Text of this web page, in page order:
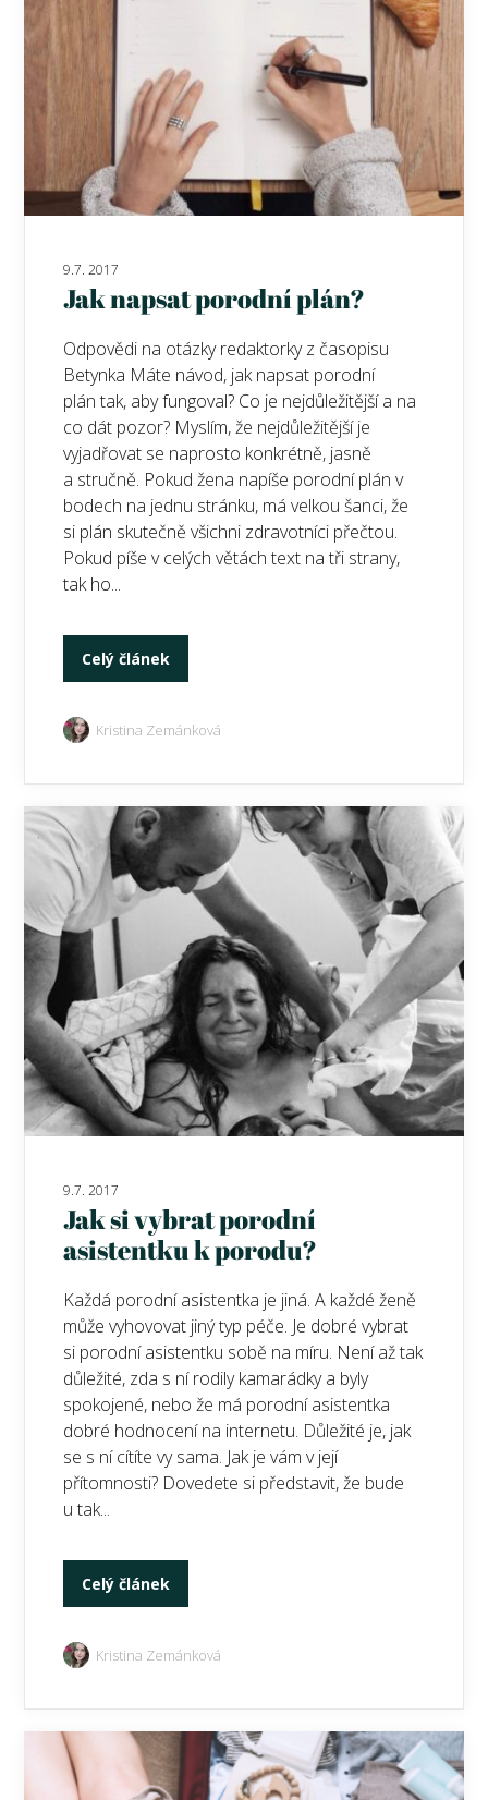
9.7. 2017
Jak napsat porodní plán?
Odpovědi na otázky redaktorky z časopisu
Betynka Máte návod, jak napsat porodní
plán tak, aby fungoval? Co je nejdůležitější a na
co dát pozor? Myslím, že nejdůležitější je
vyjadřovat se naprosto konkrétně, jasně
a stručně. Pokud žena napíše porodní plán v
bodech na jednu stránku, má velkou šanci, že
si plán skutečně všichni zdravotníci přečtou.
Pokud píše v celých větách text na tři strany,
tak ho...
Celý článek
Kristina Zemánková
9.7. 2017
Jak si vybrat porodní
asistentku k porodu?
Každá porodní asistentka je jiná. A každé ženě
může vyhovovat jiný typ péče. Je dobré vybrat
si porodní asistentku sobě na míru. Není až tak
důležité, zda s ní rodily kamarádky a byly
spokojené, nebo že má porodní asistentka
dobré hodnocení na internetu. Důležité je, jak
se s ní cítíte vy sama. Jak je vám v její
přítomnosti? Dovedete si představit, že bude
u tak...
Celý článek
Kristina Zemánková